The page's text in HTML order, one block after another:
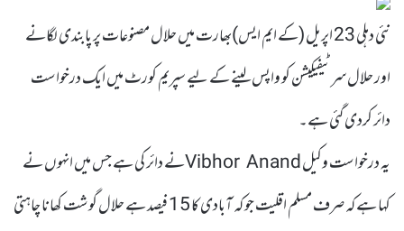
نئی دہلی 23 اپریل (کے ایم ایس)بھارت میں حلال مصنوعات پر پابندی لگانے
اور حلال سرٹیفیکیشن کو واپس لینے کے لیے سپریم کورٹ میں ایک درخواست
دائر کردی گئی ہے۔
یہ درخواست وکیل Vibhor Anandنے دائر کی ہے جس میں انہوں نے
کہا ہے کہ صرف مسلم اقلیت جو کہ آبادی کا 15 فیصد ہے حلال گوشت کھانا چاہتی